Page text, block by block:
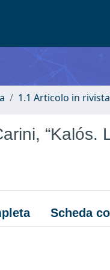
1.1 Articolo in rivista
“Kalós.
Scheda